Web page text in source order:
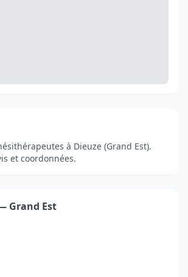
à Dieuze (Grand Est).
et coordonnées.
Grand Est